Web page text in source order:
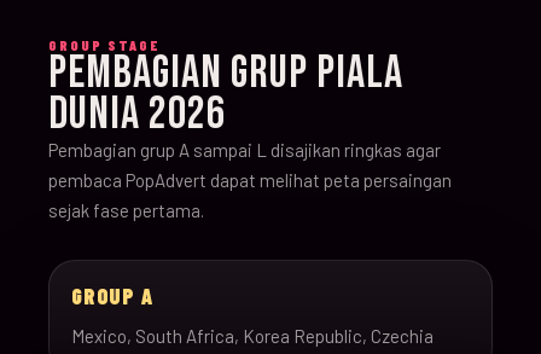
GROUP STAGE
PEMBAGIAN GRUP PIALA
DUNIA 2026
Pembagian grup A sampai L disajikan ringkas agar
pembaca PopAdvert dapat melihat peta persaingan
sejak fase pertama.
GROUP A
Mexico, South Africa, Korea Republic, Czechia